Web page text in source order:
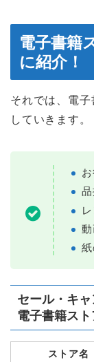
電子書籍
に紹介！
それでは、電
していきます。
セール・キ
電子書籍スト
ストア名